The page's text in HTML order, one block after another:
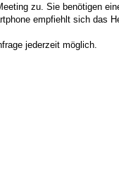
zu. Sie benötigen
empfiehlt sich das
jederzeit möglich.